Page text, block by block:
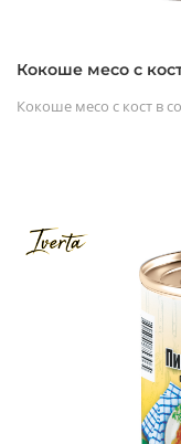
Кокоше месо с
Кокоше месо с кост в